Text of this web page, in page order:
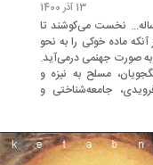
می‌کوشند تا
خوکی را به نحو
جهنمی درمی‌آید.
مسلح به نیزه و
و